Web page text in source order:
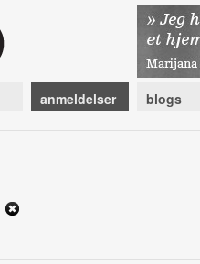
anmeldelser blogs